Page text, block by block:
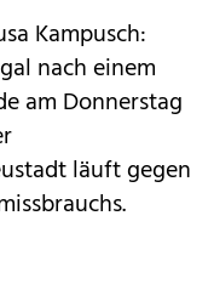
Kampusch:
nach einem
am Donnerstag
läuft gegen